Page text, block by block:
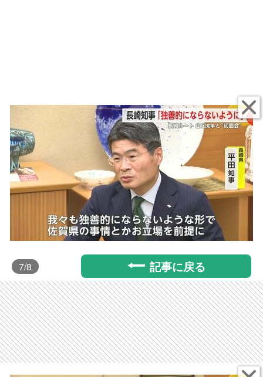
7/8 記事に戻る